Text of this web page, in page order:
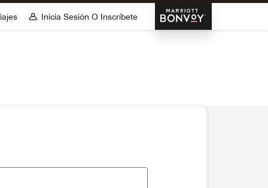
Marriott Bonvoy
Inicia Sesión O Inscríbete